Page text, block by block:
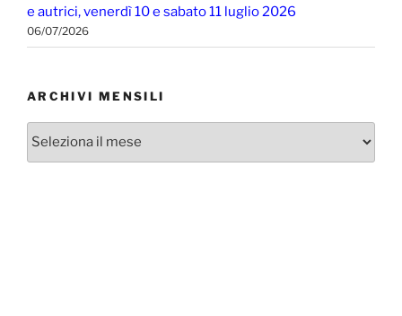
e autrici, venerdì 10 e sabato 11 luglio 2026
06/07/2026
ARCHIVI MENSILI
Archivi